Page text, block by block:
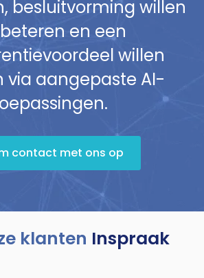
besluitvorming willen
en een
willen
via aangepaste AI-
contact met ons op
klanten Inspraak